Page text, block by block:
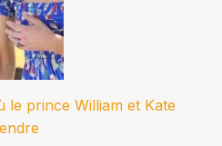
le prince William et Kate